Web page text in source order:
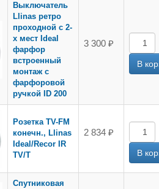
Выключатель
Llinas ретро
проходной с 2-
х мест Ideal
фарфор
встроенный
монтаж с
фарфоровой
ручкой ID 200
3 300 ₽
Розетка TV-FM
конечн., Llinas
Ideal/Recor IR
TV/T
2 834 ₽
Спутниковая